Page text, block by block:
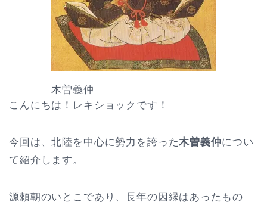
木曽義仲
こんにちは！レキショックです！
今回は、北陸を中心に勢力を誇った木曽義仲につい
て紹介します。
源頼朝のいとこであり、長年の因縁はあったもの